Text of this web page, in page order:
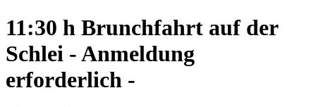
11:30 h Brunchfahrt auf der
Schlei - Anmeldung
erforderlich -